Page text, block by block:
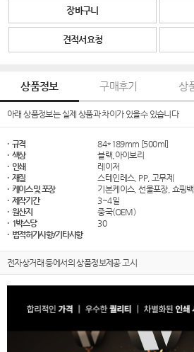
장바구니
견적서요청
상품정보 구매후기 상
아래 상품정보는 실제 상품과 차이가 있을수 있습니다
· 규격
84*189mm [500ml]
· 색상
블랙,아이보리
· 인쇄
레이저
· 재질
스테인레스, PP, 고무제
· 케이스 및 포장
기본케이스, 선물포장, 쇼핑백
· 제작기간
3~4일
· 원산지
중국(OEM)
· 1박스당
30
· 법적허가사항/기타사항
전자상거래 등에서의 상품정보제공 고시